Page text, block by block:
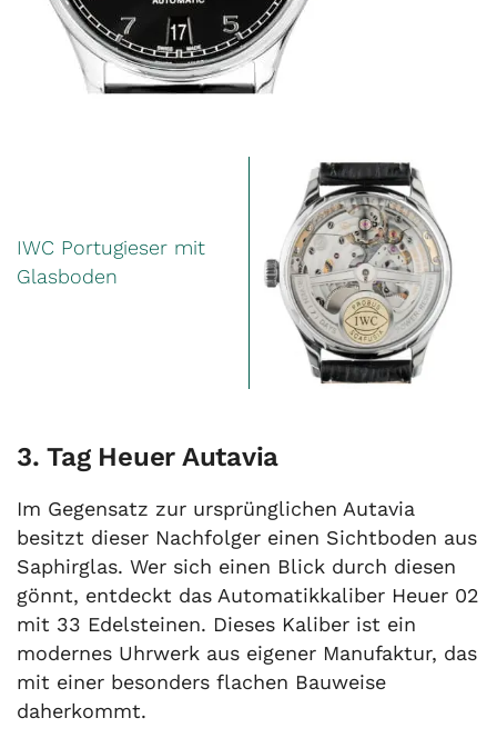
IWC Portugieser mit
Glasboden
3. Tag Heuer Autavia
Im Gegensatz zur ursprünglichen Autavia
besitzt dieser Nachfolger einen Sichtboden aus
Saphirglas. Wer sich einen Blick durch diesen
gönnt, entdeckt das Automatikkaliber Heuer 02
mit 33 Edelsteinen. Dieses Kaliber ist ein
modernes Uhrwerk aus eigener Manufaktur, das
mit einer besonders flachen Bauweise
daherkommt.